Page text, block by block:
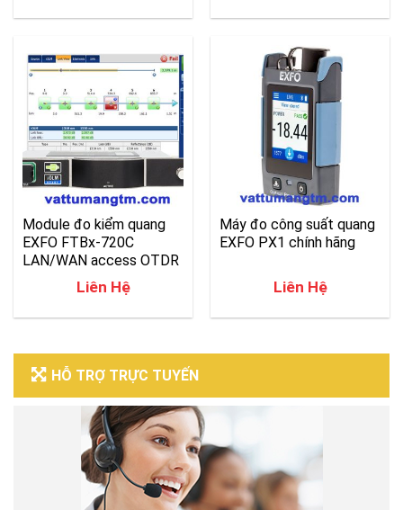
Module đo kiểm quang
EXFO FTBx-720C
LAN/WAN access OTDR
Liên Hệ
Máy đo công suất quang
EXFO PX1 chính hãng
Liên Hệ
HỖ TRỢ TRỰC TUYẾN